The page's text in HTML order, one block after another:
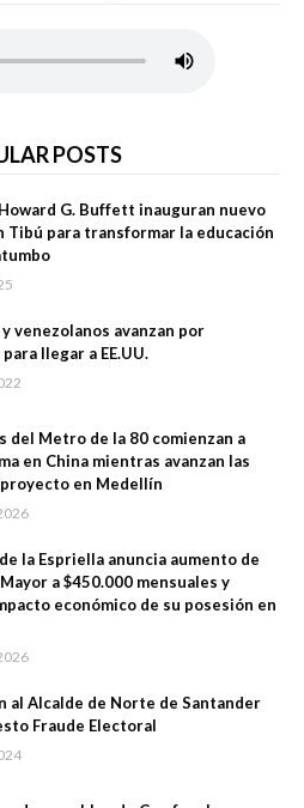
POSTS
G. Buffett inauguran nuevo
Tibú para transformar la educación
venezolanos avanzan por
llegar a EE.UU.
del Metro de la 80 comienzan a
en China mientras avanzan las
en Medellín
la Espriella anuncia aumento de
a $450.000 mensuales y
económico de su posesión en
al Alcalde de Norte de Santander
Fraude Electoral